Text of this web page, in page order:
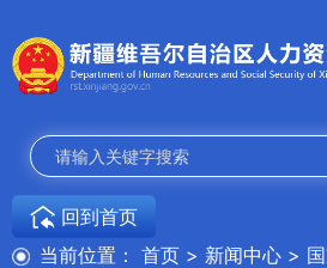
当前位置： 首页 > 新闻中心 >
回到首页